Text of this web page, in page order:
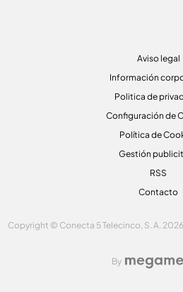
Aviso legal
Información
Politica de
Configuración de
Política de
Gestión
RSS
Contacto
Copyright © Conecta 5 Telecinco, S. A.
By